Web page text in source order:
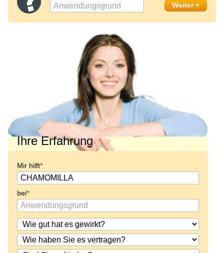
Ihre Erfahrung
Mir hilft
bei